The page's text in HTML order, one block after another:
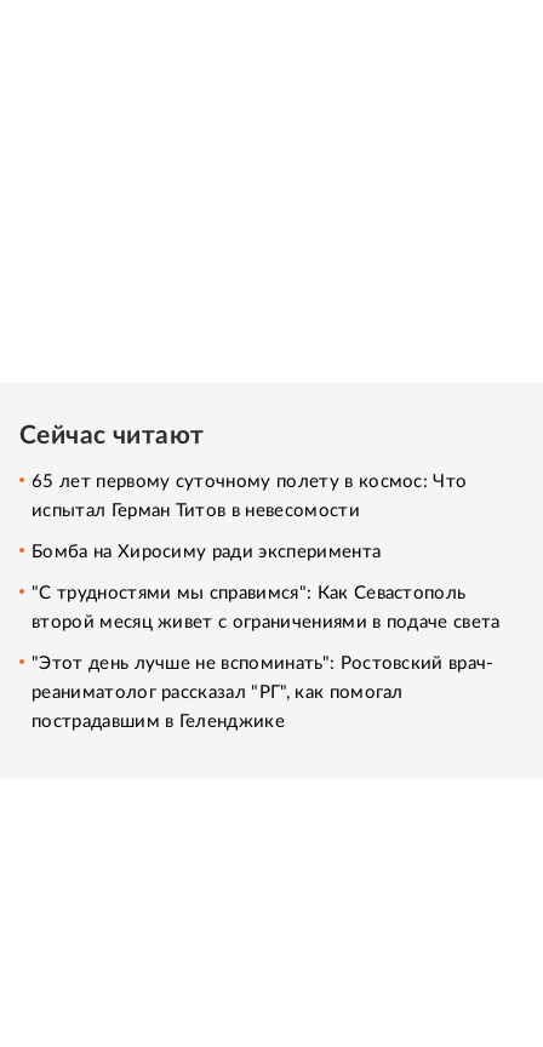
Сейчас читают
65 лет первому суточному полету в космос: Что
испытал Герман Титов в невесомости
Бомба на Хиросиму ради эксперимента
"С трудностями мы справимся": Как Севастополь
второй месяц живет с ограничениями в подаче света
"Этот день лучше не вспоминать": Ростовский врач-
реаниматолог рассказал "РГ", как помогал
пострадавшим в Геленджике